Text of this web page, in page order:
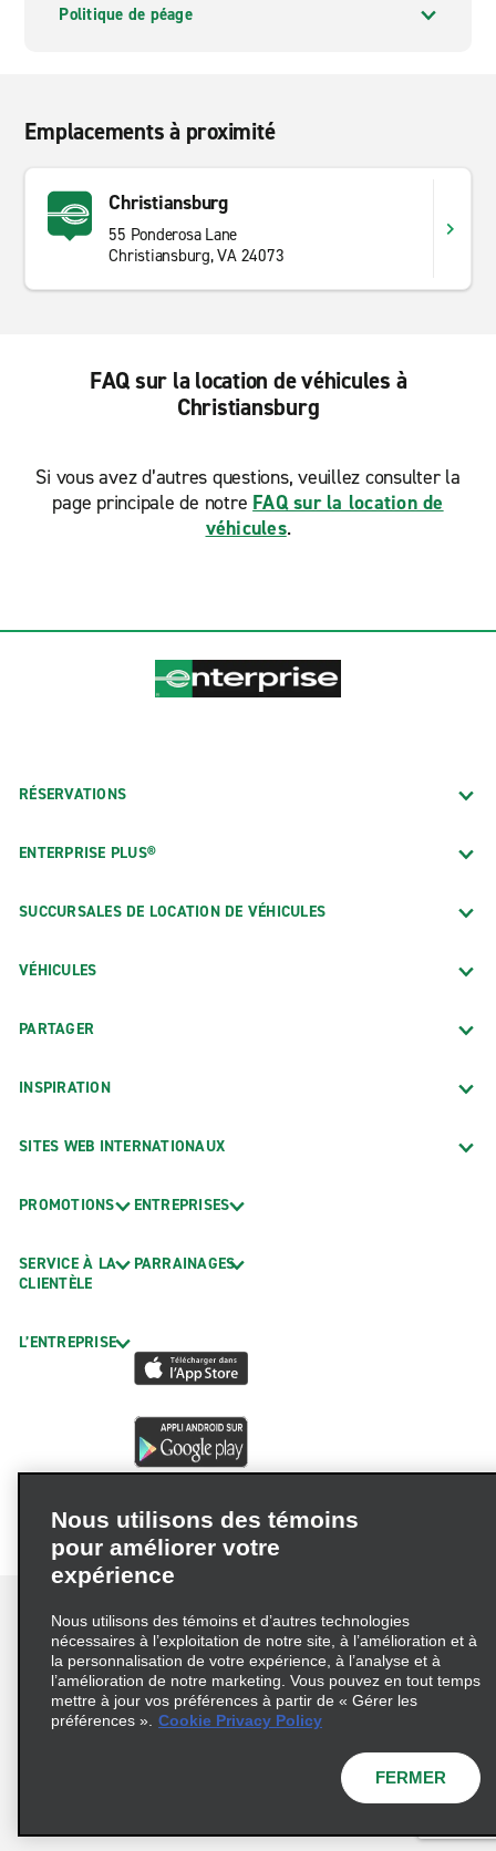
Politique de péage
Emplacements à proximité
Christiansburg
55 Ponderosa Lane
Christiansburg, VA 24073
FAQ sur la location de véhicules à
Christiansburg
Si vous avez d’autres questions, veuillez consulter la
page principale de notre FAQ sur la location de
véhicules.
RÉSERVATIONS
ENTERPRISE PLUS®
SUCCURSALES DE LOCATION DE VÉHICULES
VÉHICULES
PARTAGER
INSPIRATION
SITES WEB INTERNATIONAUX
PROMOTIONS
SERVICE À LA
CLIENTÈLE
L’ENTREPRISE
ENTREPRISES
PARRAINAGES
Conditions d’utilisation
Politique de confidentialité
Politique sur les fichiers témoins
© 2026 Enterprise Holdings, Inc. Tous droits réservés
Nous utilisons des témoins
pour améliorer votre
expérience
Nous utilisons des témoins et d’autres technologies
nécessaires à l’exploitation de notre site, à l’amélioration et à
la personnalisation de votre expérience, à l’analyse et à
l’amélioration de notre marketing. Vous pouvez en tout temps
mettre à jour vos préférences à partir de « Gérer les
préférences ». Cookie Privacy Policy
FERMER